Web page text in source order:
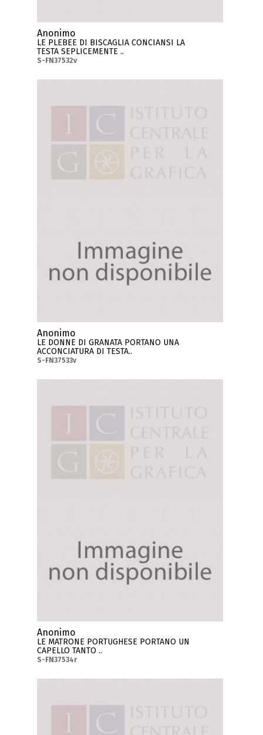
Anonimo
LE PLEBEE DI BISCAGLIA CONCIANSI LA
TESTA SEPLICEMENTE ..
S-FN37532v
Anonimo
LE DONNE DI GRANATA PORTANO UNA
ACCONCIATURA DI TESTA..
S-FN37533v
Anonimo
LE MATRONE PORTUGHESE PORTANO UN
CAPELLO TANTO ..
S-FN37534r